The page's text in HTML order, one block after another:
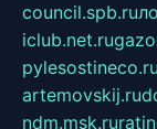
council.spb.ru
iclub.net.ru
pylesostineco.ru
artemovskij.ru
ndm.msk.ru